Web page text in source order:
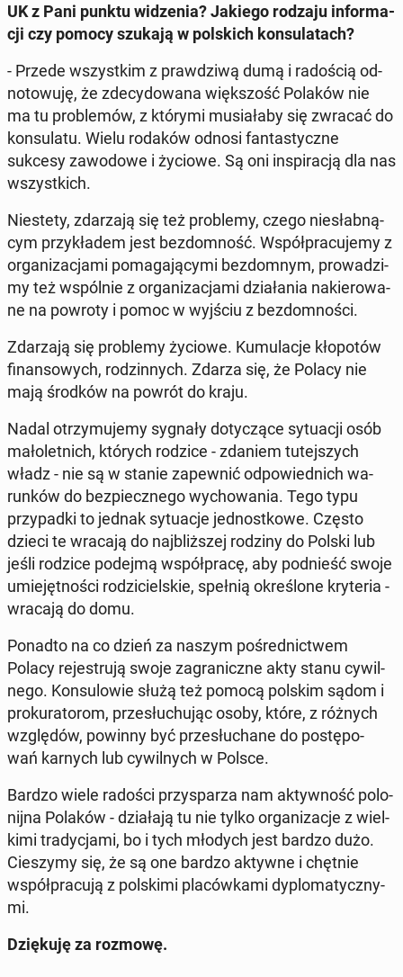
UK z Pani punktu wi­dze­nia? Jakiego rodzaju in­for­ma­
cji czy pomocy szukają w pol­skich kon­su­la­tach?
- Przede wszyst­kim z praw­dzi­wą dumą i ra­do­ścią od­
no­to­wu­ję, że zde­cy­do­wa­na więk­szość Polaków nie
ma tu pro­ble­mów, z którymi mu­sia­ła­by się zwracać do
kon­su­la­tu. Wielu rodaków odnosi fan­ta­stycz­ne
sukcesy za­wo­do­we i życiowe. Są oni in­spi­ra­cją dla nas
wszyst­kich.
Nie­ste­ty, zda­rza­ją się też pro­ble­my, czego nie­słab­ną­
cym przy­kła­dem jest bez­dom­ność. Współ­pra­cu­je­my z
or­ga­ni­za­cja­mi po­ma­ga­ją­cy­mi bez­dom­nym, pro­wa­dzi­
my też wspól­nie z or­ga­ni­za­cja­mi dzia­ła­nia na­kie­ro­wa­
ne na powroty i pomoc w wyjściu z bez­dom­no­ści.
Zda­rza­ją się pro­ble­my życiowe. Ku­mu­la­cje kło­po­tów
fi­nan­so­wych, ro­dzin­nych. Zdarza się, że Polacy nie
mają środków na powrót do kraju.
Nadal otrzy­mu­je­my sygnały do­ty­czą­ce sy­tu­acji osób
ma­ło­let­nich, których rodzice - zdaniem tu­tej­szych
władz - nie są w stanie za­pew­nić od­po­wied­nich wa­
run­ków do bez­piecz­ne­go wy­cho­wa­nia. Tego typu
przy­pad­ki to jednak sy­tu­acje jed­nost­ko­we. Często
dzieci te wracają do naj­bliż­szej rodziny do Polski lub
jeśli rodzice podejmą współ­pra­cę, aby pod­nieść swoje
umie­jęt­no­ści ro­dzi­ciel­skie, spełnią okre­ślo­ne kry­te­ria -
wracają do domu.
Ponadto na co dzień za naszym po­śred­nic­twem
Polacy re­je­stru­ją swoje za­gra­nicz­ne akty stanu cy­wil­
ne­go. Kon­su­lo­wie służą też pomocą polskim sądom i
pro­ku­ra­to­rom, prze­słu­chu­jąc osoby, które, z różnych
wzglę­dów, powinny być prze­słu­cha­ne do po­stę­po­
wań karnych lub cy­wil­nych w Polsce.
Bardzo wiele radości przy­spa­rza nam ak­tyw­ność po­lo­
nij­na Polaków - dzia­ła­ją tu nie tylko or­ga­ni­za­cje z wiel­
ki­mi tra­dy­cja­mi, bo i tych młodych jest bardzo dużo.
Cie­szy­my się, że są one bardzo aktywne i chętnie
współ­pra­cu­ją z pol­ski­mi pla­ców­ka­mi dy­plo­ma­tycz­ny­
mi.
Dzię­ku­ję za rozmowę.